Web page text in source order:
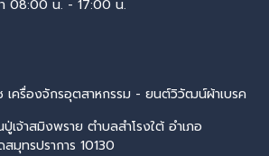
08:00 น. - 17:00 น.
เครื่องจักรอุตสาหกรรม - ยนต์วิวัฒน์ผ้าเบรค
เจ้าสมิงพราย ตำบลสำโรงใต้ อำเภอ
มุทรปราการ 10130